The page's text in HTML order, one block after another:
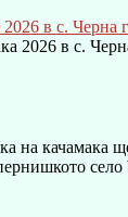
в с. Черна
на качамака